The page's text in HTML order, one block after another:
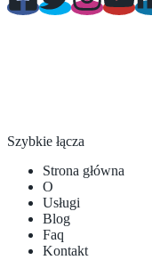
Szybkie łącza
Strona główna
O
Usługi
Blog
Faq
Kontakt